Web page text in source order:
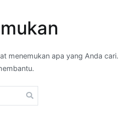
menemukan apa yang Anda cari.